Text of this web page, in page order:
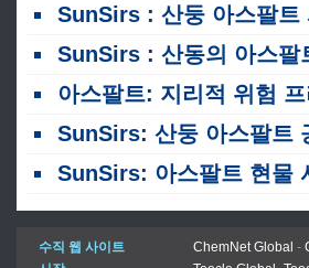
SunSirs : 산둥 아스팔트 시장은 처음에
SunSirs : 산동의 아스팔트 시장은 6 월에 먼저 상승하
아스팔트: 지리적 위험 프리미엄이 급격히 감소;
SunSirs: 산둥 아스팔트 공급이 6 월 8
SunSirs: 아스팔트 현물 시장 업데이트: 강력한
수직 웹 사이트 ChemNet Global -